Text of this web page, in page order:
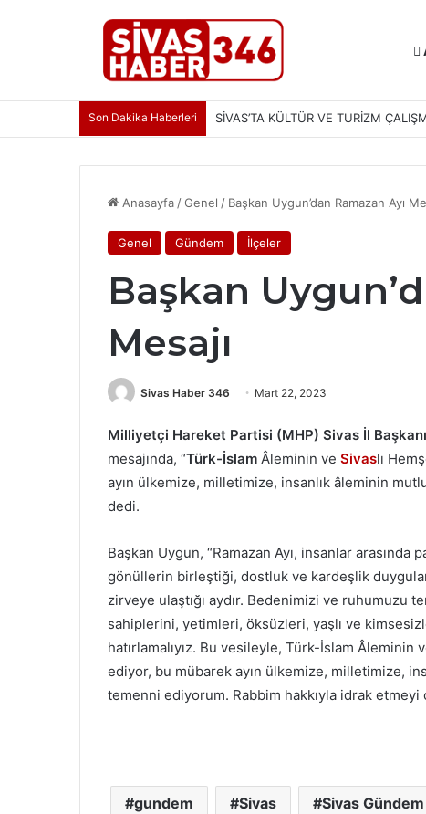
Son Dakika Haberleri SİVAS’TA KÜLTÜR VE TURİZM
Anasayfa /Genel / Başkan Uygun’dan Ramazan Ayı
Genel Gündem İlçeler
Başkan
Mesajı
Sivas Haber 346 Mart 22, 2023
Milliyetçi Hareket Partisi (MHP) Sivas İl
mesajında, “Türk-İslam Âleminin ve Sivaslı
ayın ülkemize, milletimize, insanlık âleminin
dedi.
Başkan Uygun, “Ramazan Ayı, insanlar arasında
gönüllerin birleştiği, dostluk ve kardeşlik
zirveye ulaştığı aydır. Bedenimizi ve ruhumuzu
sahiplerini, yetimleri, öksüzleri, yaşlı ve
hatırlamalıyız. Bu vesileyle, Türk-İslam Âleminin
ediyor, bu mübarek ayın ülkemize, milletimize,
temenni ediyorum. Rabbim hakkıyla idrak
gundem Sivas Sivas Gündem